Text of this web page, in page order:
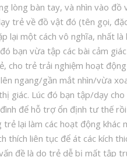
lòng bàn tay, và nhìn vào
trẻ về đồ vật đó (tên gọi,
lại một cách vô nghĩa, nhất
bạn vừa tập các bài cảm
cho trẻ trải nghiệm hoạt
ngang/gần mắt nhìn/vừa
giác. Lúc đó bạn tập/dạy
để hỗ trợ ổn định tư thế
lại làm các hoạt động khác
thích liên tục để át các kích
đề là do trẻ dễ bị mất tập